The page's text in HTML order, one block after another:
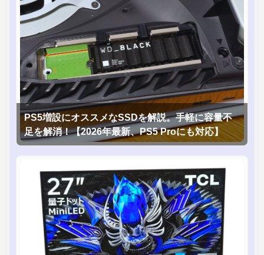
PS5増設にオススメなSSDを解説。手軽に容量不
足を解消！【2026年最新、PS5 Proにも対応】